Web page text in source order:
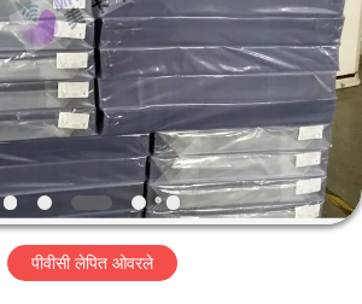
पीवीसी लेपित ओवरले